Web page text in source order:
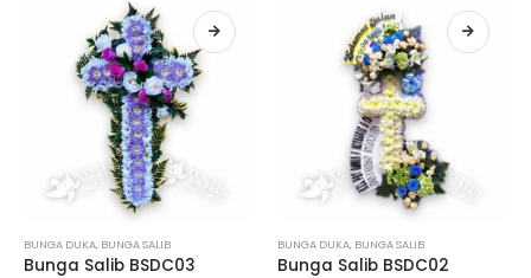
BUNGA DUKA, BUNGA SALIB
Bunga Salib BSDC03
BUNGA DUKA, BUNGA SALIB
Bunga Salib BSDC02